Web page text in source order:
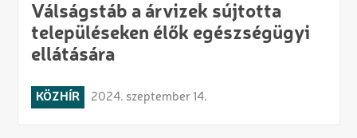
Válságstáb a árvizek sújtotta
településeken élők egészségügyi
ellátására
KÖZHÍR 2024. szeptember 14.